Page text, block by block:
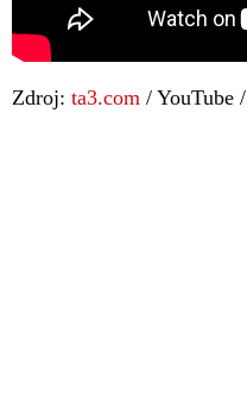
Zdroj: ta3.com / YouTube /